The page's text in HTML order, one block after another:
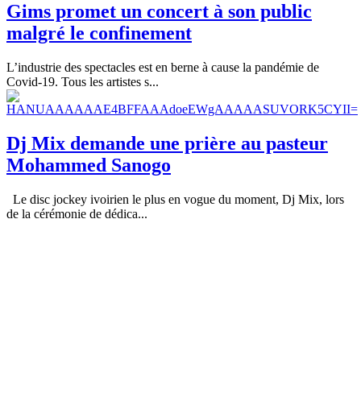
Gims promet un concert à son public
malgré le confinement
L’industrie des spectacles est en berne à cause la pandémie de
Covid-19. Tous les artistes s...
Dj Mix demande une prière au pasteur
Mohammed Sanogo
Le disc jockey ivoirien le plus en vogue du moment, Dj Mix, lors
de la cérémonie de dédica...